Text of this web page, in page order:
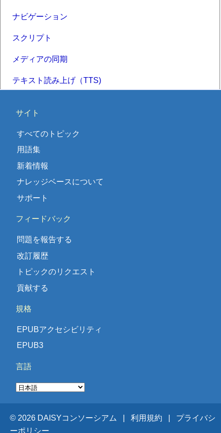
ナビゲーション
スクリプト
メディアの同期
テキスト読み上げ（TTS)
サイト
すべてのトピック
用語集
新着情報
ナレッジベースについて
サポート
フィードバック
問題を報告する
改訂履歴
トピックのリクエスト
貢献する
規格
EPUBアクセシビリティ
EPUB3
言語
© 2026 DAISYコンソーシアム | 利用規約 | プライバシ
ーポリシー